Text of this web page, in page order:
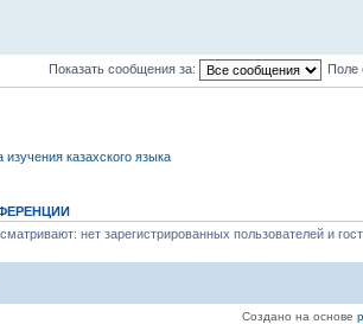
Показать сообщения за: Поле
изучения казахского языка
нет зарегистрированных пользователей и
Создано на основе